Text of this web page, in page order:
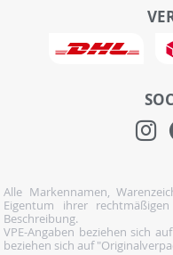
Alle Markennamen,
Eigentum ihrer
Beschreibung.
VPE-Angaben beziehen sich
beziehen sich auf